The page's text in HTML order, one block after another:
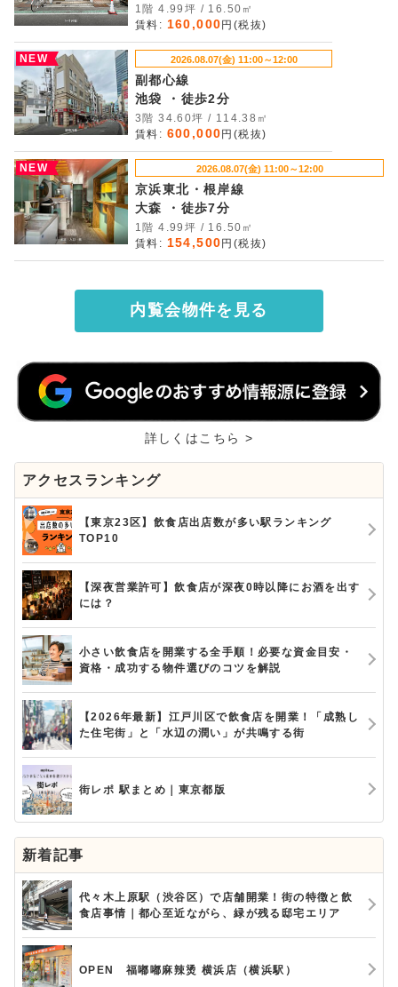
1階 4.99坪 / 16.50㎡
賃料: 160,000円(税抜)
NEW 2026.08.07(金) 11:00～12:00
副都心線
池袋 ・徒歩2分
3階 34.60坪 / 114.38㎡
賃料: 600,000円(税抜)
NEW 2026.08.07(金) 11:00～12:00
京浜東北・根岸線
大森 ・徒歩7分
1階 4.99坪 / 16.50㎡
賃料: 154,500円(税抜)
内覧会物件を見る
詳しくはこちら >
アクセスランキング
【東京23区】飲食店出店数が多い駅ランキング
TOP10
【深夜営業許可】飲食店が深夜0時以降にお酒を出す
には？
小さい飲食店を開業する全手順！必要な資金目安・
資格・成功する物件選びのコツを解説
【2026年最新】江戸川区で飲食店を開業！「成熟し
た住宅街」と「水辺の潤い」が共鳴する街
街レポ 駅まとめ｜東京都版
新着記事
代々木上原駅（渋谷区）で店舗開業！街の特徴と飲
食店事情｜都心至近ながら、緑が残る邸宅エリア
OPEN 福嘟嘟麻辣烫 横浜店（横浜駅）